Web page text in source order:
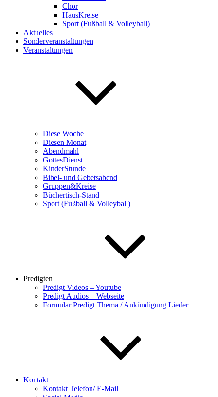
Chor
HausKreise
Sport (Fußball & Volleyball)
Aktuelles
Sonderveranstaltungen
Veranstaltungen
Diese Woche
Diesen Monat
Abendmahl
GottesDienst
KinderStunde
Bibel- und Gebetsabend
Gruppen&Kreise
Büchertisch-Stand
Sport (Fußball & Volleyball)
Predigten
Predigt Videos – Youtube
Predigt Audios – Webseite
Formular Predigt Thema / Ankündigung Lieder
Kontakt
Kontakt Telefon/ E-Mail